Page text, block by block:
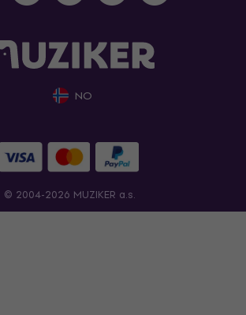
NO
© 2004-2026 MUZIKER a.s.